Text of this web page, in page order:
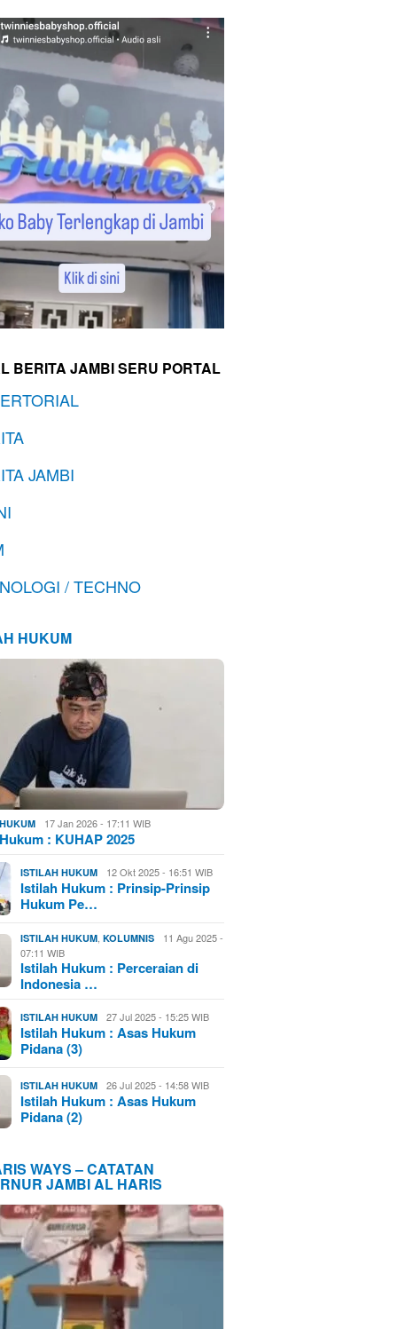
BERITA JAMBI SERU PORTAL
JAMBI
/ TECHNO
HUKUM
17 Jan 2026 - 17:11 WIB
: KUHAP 2025
ISTILAH HUKUM 12 Okt 2025 - 16:51 WIB
Istilah Hukum : Prinsip-Prinsip
Hukum Pe…
ISTILAH HUKUM ,KOLUMNIS
11 Agu 2025 -
07:11 WIB
Istilah Hukum : Perceraian di
Indonesia …
ISTILAH HUKUM 27 Jul 2025 - 15:25 WIB
Istilah Hukum : Asas Hukum
Pidana (3)
ISTILAH HUKUM 26 Jul 2025 - 14:58 WIB
Istilah Hukum : Asas Hukum
Pidana (2)
WAYS – CATATAN
JAMBI AL HARIS